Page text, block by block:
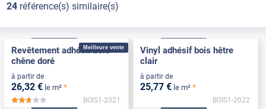
24référence(s) similaire(s)
Meilleure vente
Revêtement adhésif bois
chêne doré
à partir de
26,32 € le m² *
*****
BOIS1-2021
Vinyl adhésif bois hêtre
clair
à partir de
25,77 € le m² *
BOIS1-2022